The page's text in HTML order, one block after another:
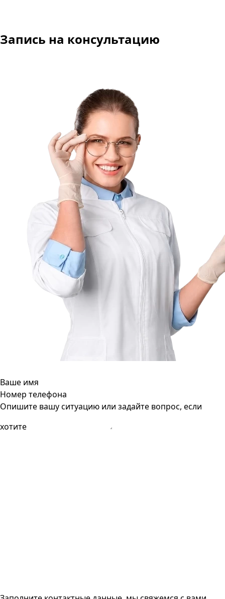
Запись на консультацию
Ваше имя
Номер телефона
Опишите вашу ситуацию или задайте вопрос, если
хотите